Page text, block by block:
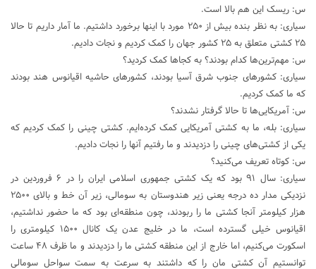
س: ریسک این هم بالا است.
سیاری: به نظر بنده بیش از ۲۵۰ مورد با اینها برخورد داشتیم. ما آمار داریم تا حالا
۲۵ کشتی متعلق به ۲۵ کشور جهان را کمک کردیم و نجات دادیم.
س: مهم‌ترین‌ها کدام بودند؟ به کجاها کمک کردید؟
سیاری: کشورهای جنوب شرق آسیا بودند، کشورهای حاشیه اقیانوس هند بودند
که ما کمک کردیم.
س: آمریکایی‌ها تا حالا گرفتار نشدند؟
سیاری: بله، ما به کشتی آمریکایی کمک کرده‌ایم. کشتی چینی را کمک کردیم که
یکی از کشتی‌های چینی را دزدیدند و ما رفتیم آنها را نجات دادیم.
س: کوتاه تعریف می‌کنید؟
سیاری: سال ۹۱ بود که یک کشتی جمهوری اسلامی ایران را در ۶ فروردین در
نزدیکی مدار ده درجه یعنی زیر هندوستان به سومالی، زیر آن خط و بالای ۲۵۰۰
هزار کیلومتر آنجا کشتی ما را ربودند، چون منطقه‌ای بود که ما حضور نداشتیم،
اقیانوس خیلی گسترده است، ما در خلیج عدن یک کانال ۱۵۰۰ کیلومتری را
اسکورت می‌کنیم، اما خارج از این منطقه کشتی ما را دزدیدند و ما ظرف ۴۸ ساعت
توانستیم آن کشتی مان را که داشتند به سرعت به سمت سواحل سومالی